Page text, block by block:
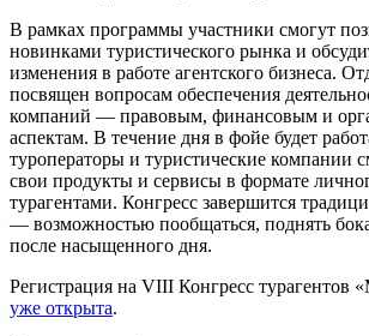
В рамках программы участники смогут
новинками туристического рынка и
изменения в работе агентского бизнеса.
посвящен вопросам обеспечения
компаний — правовым, финансовым и
аспектам. В течение дня в фойе будет
туроператоры и туристические компании
свои продукты и сервисы в формате
турагентами. Конгресс завершится
— возможностью пообщаться, поднять
после насыщенного дня.
Регистрация на VIII Конгресс турагентов
уже открыта.